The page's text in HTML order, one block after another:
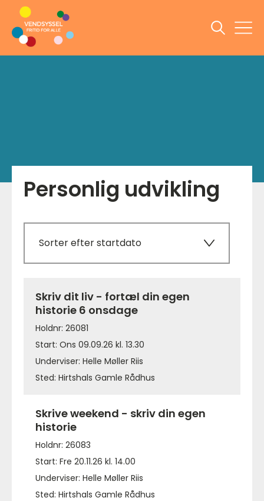
Personlig udvikling
Sorter efter startdato
Skriv dit liv - fortæl din egen
historie 6 onsdage
Holdnr: 26081
Start: Ons 09.09.26 kl. 13.30
Underviser: Helle Møller Riis
Sted: Hirtshals Gamle Rådhus
Skrive weekend - skriv din egen
historie
Holdnr: 26083
Start: Fre 20.11.26 kl. 14.00
Underviser: Helle Møller Riis
Sted: Hirtshals Gamle Rådhus